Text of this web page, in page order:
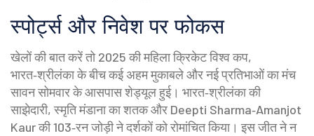
स्पोर्ट्स और निवेश पर फोकस
खेलों की बात करें तो 2025 कीमहिला क्रिकेट विश्व कप,
भारत‑श्रीलंका के बीच कई अहम मुकाबले और नई प्रतिभाओं का मंच
सावन सोमवार के आसपास शेड्यूल हुई। भारत‑श्रीलंका की
साझेदारी, स्मृति मंडाना का शतक और Deepti Sharma‑Amanjot
Kaur की 103‑रन जोड़ी ने दर्शकों को रोमांचित किया। इस जीत ने न